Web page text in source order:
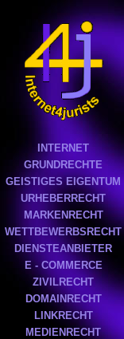
INTERNET
GRUNDRECHTE
GEISTIGES EIGENTUM
URHEBERRECHT
MARKENRECHT
WETTBEWERBSRECHT
DIENSTEANBIETER
E - COMMERCE
ZIVILRECHT
DOMAINRECHT
LINKRECHT
MEDIENRECHT